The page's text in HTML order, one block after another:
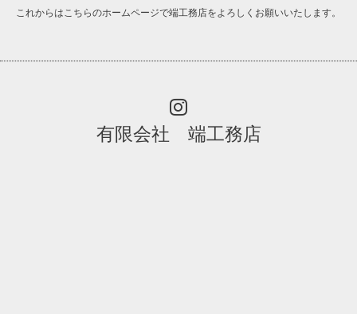
これからはこちらのホームページで端工務店をよろしくお願いいたします。
有限会社 端工務店